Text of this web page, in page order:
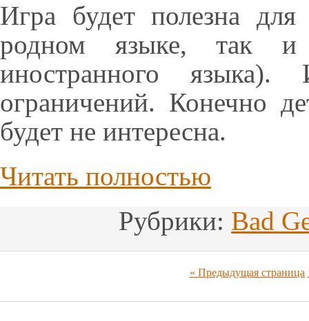
Игра будет полезна
родном языке, так и
иностранного
ограничений. Конечно
будет не интересна.
Читать полностью
Рубрики: Bad
« Предыдущая страница